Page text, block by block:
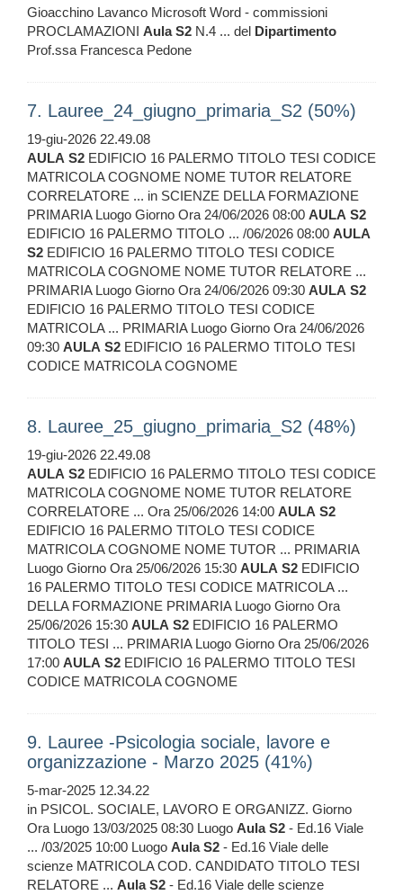
Gioacchino Lavanco Microsoft Word - commissioni
PROCLAMAZIONI Aula S2 N.4 ... del Dipartimento
Prof.ssa Francesca Pedone
7. Lauree_24_giugno_primaria_S2 (50%)
19-giu-2026 22.49.08
AULA S2 EDIFICIO 16 PALERMO TITOLO TESI CODICE
MATRICOLA COGNOME NOME TUTOR RELATORE
CORRELATORE ... in SCIENZE DELLA FORMAZIONE
PRIMARIA Luogo Giorno Ora 24/06/2026 08:00 AULA S2
EDIFICIO 16 PALERMO TITOLO ... /06/2026 08:00 AULA
S2 EDIFICIO 16 PALERMO TITOLO TESI CODICE
MATRICOLA COGNOME NOME TUTOR RELATORE ...
PRIMARIA Luogo Giorno Ora 24/06/2026 09:30 AULA S2
EDIFICIO 16 PALERMO TITOLO TESI CODICE
MATRICOLA ... PRIMARIA Luogo Giorno Ora 24/06/2026
09:30 AULA S2 EDIFICIO 16 PALERMO TITOLO TESI
CODICE MATRICOLA COGNOME
8. Lauree_25_giugno_primaria_S2 (48%)
19-giu-2026 22.49.08
AULA S2 EDIFICIO 16 PALERMO TITOLO TESI CODICE
MATRICOLA COGNOME NOME TUTOR RELATORE
CORRELATORE ... Ora 25/06/2026 14:00 AULA S2
EDIFICIO 16 PALERMO TITOLO TESI CODICE
MATRICOLA COGNOME NOME TUTOR ... PRIMARIA
Luogo Giorno Ora 25/06/2026 15:30 AULA S2 EDIFICIO
16 PALERMO TITOLO TESI CODICE MATRICOLA ...
DELLA FORMAZIONE PRIMARIA Luogo Giorno Ora
25/06/2026 15:30 AULA S2 EDIFICIO 16 PALERMO
TITOLO TESI ... PRIMARIA Luogo Giorno Ora 25/06/2026
17:00 AULA S2 EDIFICIO 16 PALERMO TITOLO TESI
CODICE MATRICOLA COGNOME
9. Lauree -Psicologia sociale, lavore e
organizzazione - Marzo 2025 (41%)
5-mar-2025 12.34.22
in PSICOL. SOCIALE, LAVORO E ORGANIZZ. Giorno
Ora Luogo 13/03/2025 08:30 Luogo Aula S2 - Ed.16 Viale
... /03/2025 10:00 Luogo Aula S2 - Ed.16 Viale delle
scienze MATRICOLA COD. CANDIDATO TITOLO TESI
RELATORE ... Aula S2 - Ed.16 Viale delle scienze